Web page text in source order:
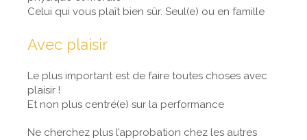
Celui qui vous plaît bien sûr. Seul(e) ou en famille
Avec plaisir
Le plus important est de faire toutes choses avec
plaisir !
Et non plus centré(e) sur la performance
Ne cherchez plus l’approbation chez les autres